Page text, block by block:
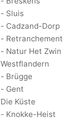
- Sluis
- Cadzand-Dorp
- Retranchement
- Natur Het Zwin
Westflandern
- Brügge
- Gent
Die Küste
- Knokke-Heist